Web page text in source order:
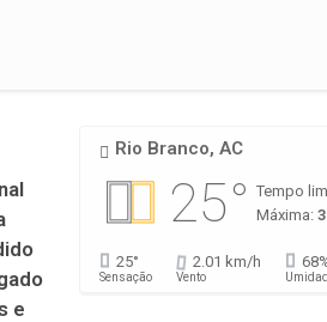
e
Rio Branco, AC
25°
Tempo
Máxima:
25°
Sensação
2.01 km/h
Vento